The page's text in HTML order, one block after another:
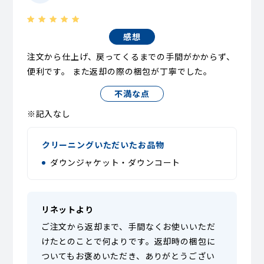
感想
注文から仕上げ、戻ってくるまでの手間がかからず、
便利です。 また返却の際の梱包が丁寧でした。
不満な点
※記入なし
クリーニングいただいたお品物
ダウンジャケット・ダウンコート
リネットより
ご注文から返却まで、手間なくお使いいただ
けたとのことで何よりです。返却時の梱包に
ついてもお褒めいただき、ありがとうござい